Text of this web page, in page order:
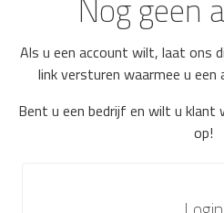
Nog geen
Als u een account wilt, laat ons
link versturen waarmee u een
Bent u een bedrijf en wilt u klant
op!